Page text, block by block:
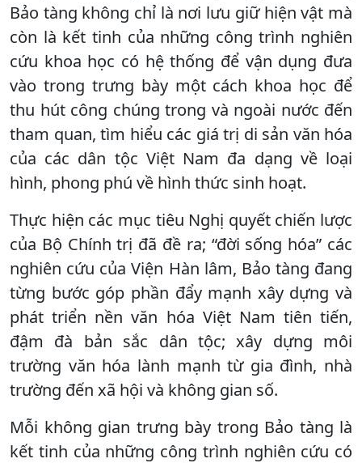
Bảo tàng không chỉ là nơi lưu giữ hiện vật mà
còn là kết tinh của những công trình nghiên
cứu khoa học có hệ thống để vận dụng đưa
vào trong trưng bày một cách khoa học để
thu hút công chúng trong và ngoài nước đến
tham quan, tìm hiểu các giá trị di sản văn hóa
của các dân tộc Việt Nam đa dạng về loại
hình, phong phú về hình thức sinh hoạt.
Thực hiện các mục tiêu Nghị quyết chiến lược
của Bộ Chính trị đã đề ra; “đời sống hóa” các
nghiên cứu của Viện Hàn lâm, Bảo tàng đang
từng bước góp phần đẩy mạnh xây dựng và
phát triển nền văn hóa Việt Nam tiên tiến,
đậm đà bản sắc dân tộc; xây dựng môi
trường văn hóa lành mạnh từ gia đình, nhà
trường đến xã hội và không gian số.
Mỗi không gian trưng bày trong Bảo tàng là
kết tinh của những công trình nghiên cứu có